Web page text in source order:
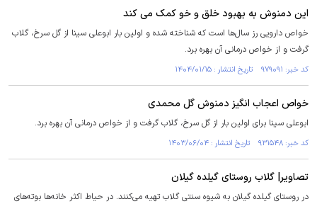
این دمنوش به بهبود خلق و خو کمک می کند
خواص دارویی رز سال‌ها است که شناخته شده و اولین بار ابوعلی سینا از گل سرخ، گلاب
گرفت و از خواص درمانی آن بهره برد.
کد خبر: ۹۷۹۰۹۱ تاریخ انتشار : ۱۴۰۴/۰۱/۱۵
خواص اعجاب انگیز دمنوش گل محمدی
ابوعلی سینا برای اولین بار از گل سرخ، گلاب گرفت و از خواص درمانی آن بهره برد.
کد خبر: ۹۳۱۵۴۸ تاریخ انتشار : ۱۴۰۳/۰۶/۰۴
تصاویر| گلاب روستای گیلده گیلان
در روستای گیلده گیلان به شیوه سنتی گلاب تهیه می‌کنند. در حیاط اکثر خانه‌ها بوته‌های